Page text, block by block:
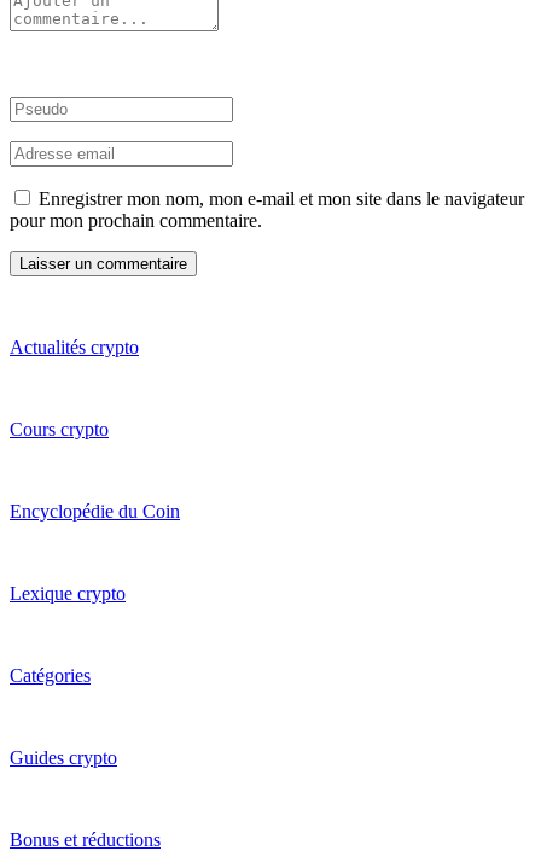
Enregistrer mon nom, mon e-mail et mon site dans le navigateur
pour mon prochain commentaire.
Actualités crypto
Cours crypto
Encyclopédie du Coin
Lexique crypto
Catégories
Guides crypto
Bonus et réductions